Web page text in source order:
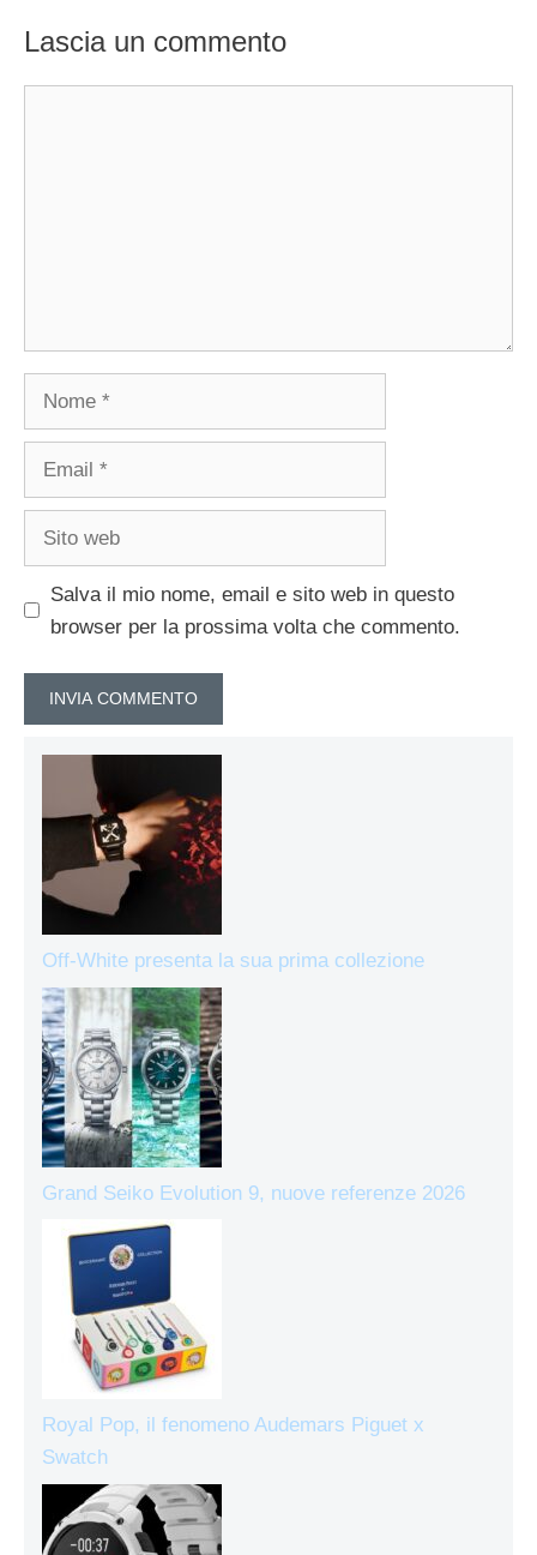
Lascia un commento
Nome
Email
Sito
Salva il mio nome, email e sito web in questo
browser per la prossima volta che commento.
Off-White presenta la sua prima collezione
Grand Seiko Evolution 9, nuove referenze 2026
Royal Pop, il fenomeno Audemars Piguet x
Swatch